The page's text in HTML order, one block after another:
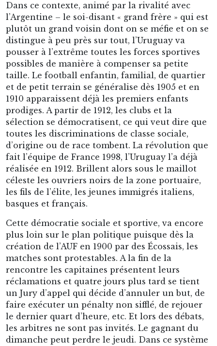
Dans ce contexte, animé par la rivalité avec
l’Argentine – le soi-disant « grand frère » qui est
plutôt un grand voisin dont on se méfie et on se
distingue à peu près sur tout, l’Uruguay va
pousser à l’extrême toutes les forces sportives
possibles de manière à compenser sa petite
taille. Le football enfantin, familial, de quartier
et de petit terrain se généralise dès 1905 et en
1910 apparaissent déjà les premiers enfants
prodiges. A partir de 1912, les clubs et la
sélection se démocratisent, ce qui veut dire que
toutes les discriminations de classe sociale,
d’origine ou de race tombent. La révolution que
fait l’équipe de France 1998, l’Uruguay l’a déjà
réalisée en 1912. Brillent alors sous le maillot
céleste les ouvriers noirs de la zone portuaire,
les fils de l’élite, les jeunes immigrés italiens,
basques et français.
Cette démocratie sociale et sportive, va encore
plus loin sur le plan politique puisque dès la
création de l’AUF en 1900 par des Écossais, les
matches sont protestables. A la fin de la
rencontre les capitaines présentent leurs
réclamations et quatre jours plus tard se tient
un Jury d’appel qui décide d’annuler un but, de
faire exécuter un pénalty non sifflé, de rejouer
le dernier quart d’heure, etc. Et lors des débats,
les arbitres ne sont pas invités. Le gagnant du
dimanche peut perdre le jeudi. Dans ce système